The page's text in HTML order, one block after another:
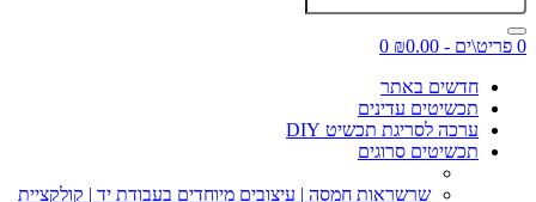
0 פריט\ים - ₪0.00
0
חדשים באתר
תכשיטים עדינים
ערכה לסריגת תכשיט DIY
תכשיטים סרוגים
שרשראות חמסה | עיצובים מיוחדים בעבודת יד | קולקציית